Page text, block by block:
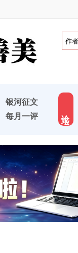
银河征文
每月一评